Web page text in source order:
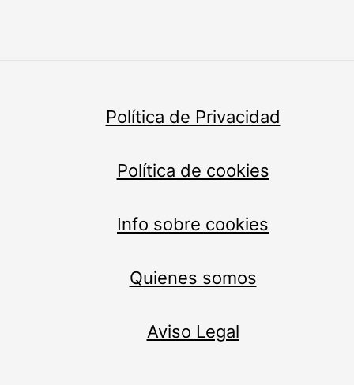
Política de Privacidad
Política de cookies
Info sobre cookies
Quienes somos
Aviso Legal